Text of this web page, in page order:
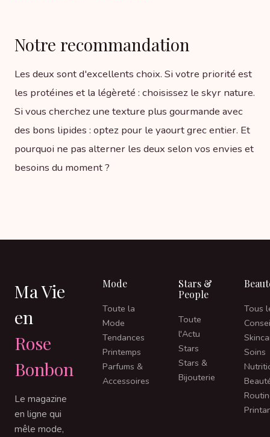
Notre recommandation
Les deux sont d'excellents choix. Si votre priorité est
les protéines et la légèreté : choisissez le skyr nature.
Si vous cherchez une texture plus gourmande avec
des bons lipides : optez pour le yaourt grec entier. Et
pourquoi ne pas alterner les deux selon vos envies et
besoins du moment ?
Ma Vie
en
Rose
Bonbon
Le magazine
en ligne qui
mêle mode,
Mode
Toute la
Mode
Tendances
Printemps
Parfums &
Accessoires
Stars &
People
Toute
l'Actu
Stars
Stars &
Bijouterie
Tous
Soins